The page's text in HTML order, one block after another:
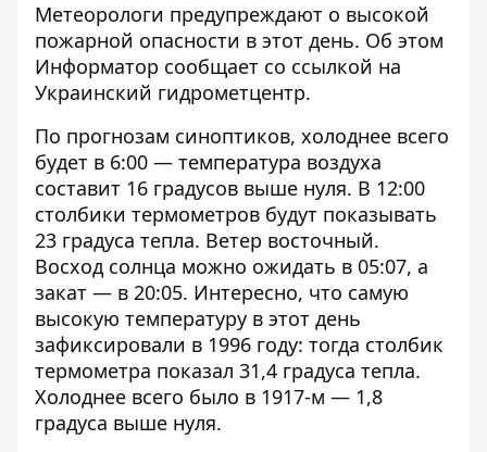
Метеорологи предупреждают о высокой
пожарной опасности в этот день. Об этом
Информатор сообщает со ссылкой на
Украинский гидрометцентр.
По прогнозам синоптиков, холоднее всего
будет в 6:00 — температура воздуха
составит 16 градусов выше нуля. В 12:00
столбики термометров будут показывать
23 градуса тепла. Ветер восточный.
Восход солнца можно ожидать в 05:07, а
закат — в 20:05. Интересно, что самую
высокую температуру в этот день
зафиксировали в 1996 году: тогда столбик
термометра показал 31,4 градуса тепла.
Холоднее всего было в 1917-м — 1,8
градуса выше нуля.